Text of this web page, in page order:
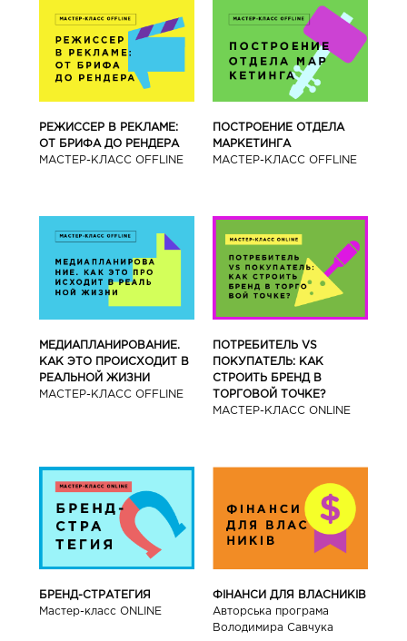
РЕЖИССЕР В РЕКЛАМЕ:
ОТ БРИФА ДО РЕНДЕРА
МАСТЕР-КЛАСС OFFLINE
ПОСТРОЕНИЕ ОТДЕЛА
МАРКЕТИНГА
МАСТЕР-КЛАСС OFFLINE
МЕДИАПЛАНИРОВАНИЕ.
КАК ЭТО ПРОИСХОДИТ В
РЕАЛЬНОЙ ЖИЗНИ
МАСТЕР-КЛАСС OFFLINE
ПОТРЕБИТЕЛЬ VS
ПОКУПАТЕЛЬ: КАК
СТРОИТЬ БРЕНД В
ТОРГОВОЙ ТОЧКЕ?
МАСТЕР-КЛАСС ONLINE
БРЕНД-СТРАТЕГИЯ
Мастер-класс ONLINE
ФІНАНСИ ДЛЯ ВЛАСНИКІВ
Авторська програма
Володимира Савчука